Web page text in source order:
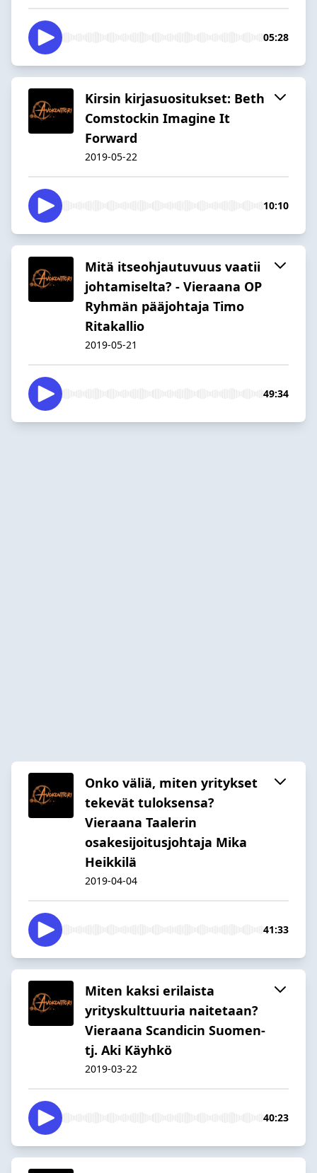
05:28
Kirsin kirjasuositukset: Beth
Comstockin Imagine It
Forward
2019-05-22
10:10
Mitä itseohjautuvuus vaatii
johtamiselta? - Vieraana OP
Ryhmän pääjohtaja Timo
Ritakallio
2019-05-21
49:34
Onko väliä, miten yritykset
tekevät tuloksensa?
Vieraana Taalerin
osakesijoitusjohtaja Mika
Heikkilä
2019-04-04
41:33
Miten kaksi erilaista
yrityskulttuuria naitetaan?
Vieraana Scandicin Suomen-
tj. Aki Käyhkö
2019-03-22
40:23